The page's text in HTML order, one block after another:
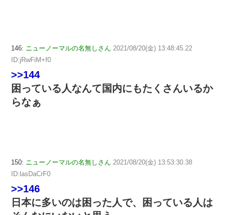
146: ニューノーマルの名無しさん 2021/08/20(金) 13:48:45.22
ID:jRwFiM+f0
>>144
困っている人なんて国内にもたくさんいるか
らなぁ
150: ニューノーマルの名無しさん 2021/08/20(金) 13:53:30.38
ID:lasDaCrF0
>>146
日本に多いのは困った人で、困っている人は